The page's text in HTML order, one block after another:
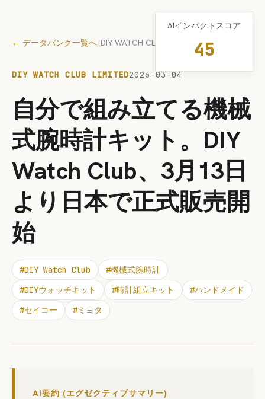
← データバンク一覧へ/DIY WATCH CLUB Limited
DIY WATCH CLUB LIMITED2026-03-04
自分で組み立てる機械
式腕時計キット。DIY
Watch Club、3月13日
より日本で正式販売開
始
#DIY Watch Club #機械式腕時計
#DIYウォッチキット #時計組立キット #ハンドメイド
#セイコー #ミヨタ
AIインパクトスコア
45
AI要約 (エグゼクティブサマリー)